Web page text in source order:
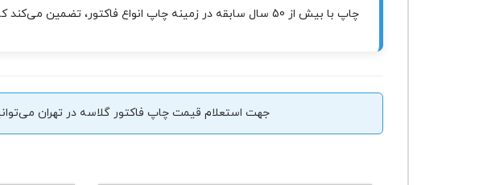
چاپ با بیش از 50 سال سابقه در زمینه چاپ انواع فاکتور، تضمین می‌کند که فاکتورهای شما هم ظاهر حرفه‌ای داشته باشند و هم در برابر استفاده و حمل‌ونقل، مقاوم باشند.
جهت استعلام قیمت چاپ فاکتور گلاسه در تهران